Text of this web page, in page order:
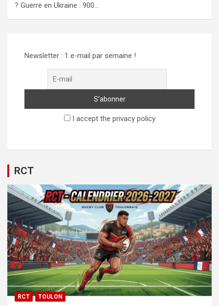
? Guerre en Ukraine : 900…
Newsletter : 1 e-mail par semaine !
I accept the privacy policy
RCT
RCT TOULON